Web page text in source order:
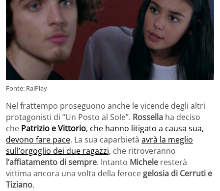
Fonte: RaiPlay
Nel frattempo proseguono anche le vicende degli altri
protagonisti di “Un Posto al Sole”. Rossella ha deciso
che Patrizio e Vittorio, che hanno litigato a causa sua,
devono fare pace. La sua caparbietà avrà la meglio
sull’orgoglio dei due ragazzi, che ritroveranno
l’affiatamento di sempre. Intanto Michele resterà
vittima ancora una volta della feroce gelosia di Cerruti e
Tiziano.